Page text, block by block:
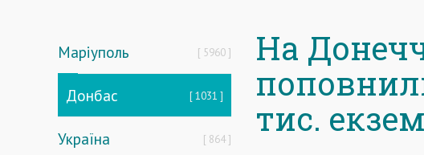
Маріуполь 5960
Донбас 1031
Україна 864
На
тис.